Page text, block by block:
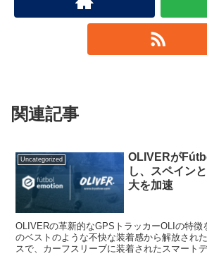
関連記事
Uncategorized
OLIVERが
し、スペイン
大を加速
OLIVERの革新的なGPSトラッカーOLIの特徴
のベストのような不快な装着感から解放され
スで、カーフスリーブに装着されたスマート